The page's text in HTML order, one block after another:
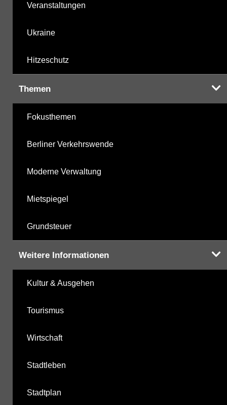
Veranstaltungen
Ukraine
Hitzeschutz
Themen
Fokusthemen
Berliner Verkehrswende
Moderne Verwaltung
Mietspiegel
Grundsteuer
Weitere Informationen
Kultur & Ausgehen
Tourismus
Wirtschaft
Stadtleben
Stadtplan